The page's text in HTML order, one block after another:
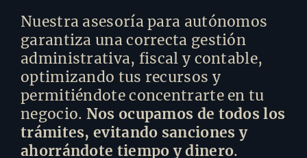
Nuestra asesoría para autónomos
garantiza una correcta gestión
administrativa, fiscal y contable,
optimizando tus recursos y
permitiéndote concentrarte en tu
negocio. Nos ocupamos de todos los
trámites, evitando sanciones y
ahorrándote tiempo y dinero.